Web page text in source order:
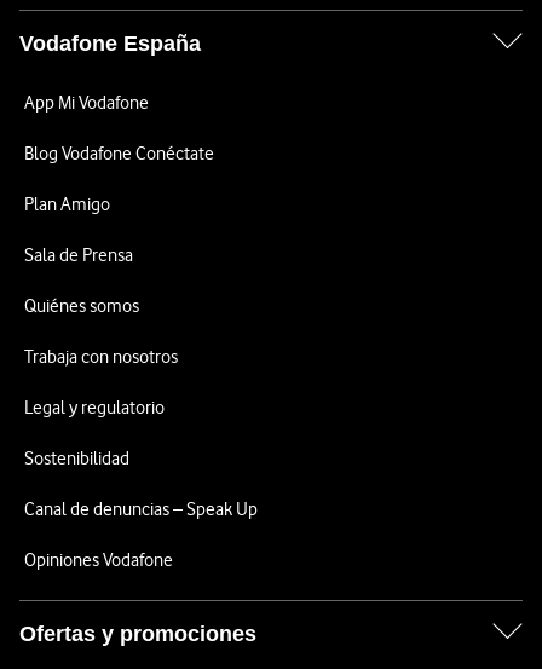
Vodafone España
App Mi Vodafone
Blog Vodafone Conéctate
Plan Amigo
Sala de Prensa
Quiénes somos
Trabaja con nosotros
Legal y regulatorio
Sostenibilidad
Canal de denuncias – Speak Up
Opiniones Vodafone
Ofertas y promociones